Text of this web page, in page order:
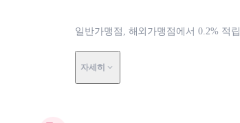
일반가맹점, 해외가맹점에서 0.2% 적립
자세히